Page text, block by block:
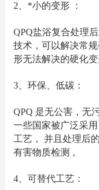
2、*小的变形 ：
QPQ盐浴复合处理
技术，可以解决常
形无法解决的硬化变
3、环保、低碳：
QPQ 是无公害，无
一些国家被广泛采
工艺， 并且处理后
有害物质检测 。
4、可替代工艺：